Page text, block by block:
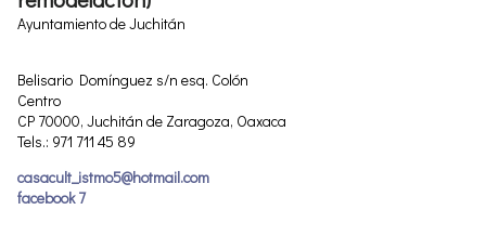
Ayuntamiento de Juchitán
Belisario Domínguez s/n esq. Colón
Centro
CP 70000, Juchitán de Zaragoza, Oaxaca
Tels.: 971 711 45 89
casacult_istmo5@hotmail.com
facebook 7